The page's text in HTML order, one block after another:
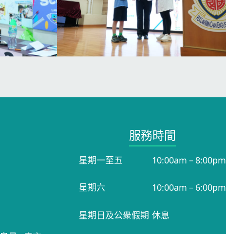
服務時間​
星期一至五 10:00am – 8:00pm
星期六 10:00am – 6:00pm
星期日及公衆假期 休息